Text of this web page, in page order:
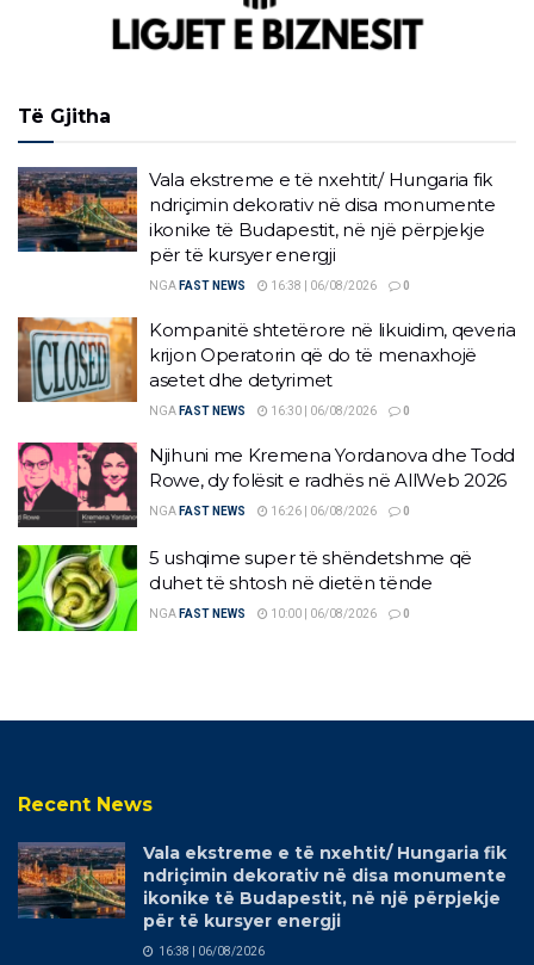
Të Gjitha
Vala ekstreme e të nxehtit/ Hungaria fik
ndriçimin dekorativ në disa monumente
ikonike të Budapestit, në një përpjekje
për të kursyer energji
NGA FAST NEWS 16:38 | 06/08/2026 0
Kompanitë shtetërore në likuidim, qeveria
krijon Operatorin që do të menaxhojë
asetet dhe detyrimet
NGA FAST NEWS 16:30 | 06/08/2026 0
Njihuni me Kremena Yordanova dhe Todd
Rowe, dy folësit e radhës në AllWeb 2026
NGA FAST NEWS 16:26 | 06/08/2026 0
5 ushqime super të shëndetshme që
duhet të shtosh në dietën tënde
NGA FAST NEWS 10:00 | 06/08/2026 0
Recent News
Vala ekstreme e të nxehtit/ Hungaria fik
ndriçimin dekorativ në disa monumente
ikonike të Budapestit, në një përpjekje
për të kursyer energji
16:38 | 06/08/2026